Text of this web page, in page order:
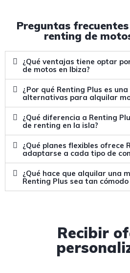
Preguntas
renting de
¿Qué ventajas tiene optar
de motos en Ibiza?
¿Por qué Renting Plus es
alternativas para alquilar
¿Qué diferencia a Renting
de renting en la isla?
¿Qué planes flexibles ofrece
adaptarse a cada tipo de
¿Qué hace que alquilar una
Renting Plus sea tan
Recibir